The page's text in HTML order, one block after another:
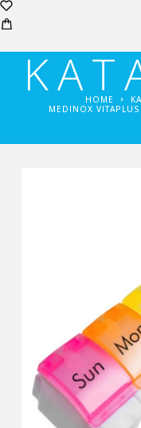
HOME
MEDINOX